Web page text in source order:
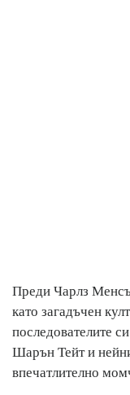
Преди Чарлз
като загадъчен
последователите
Шарън Тейт и
впечатлително